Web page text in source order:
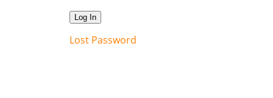
Lost Password